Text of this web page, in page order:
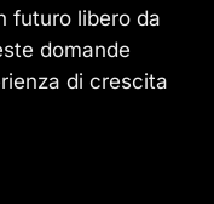
futuro libero da
domande
di crescita